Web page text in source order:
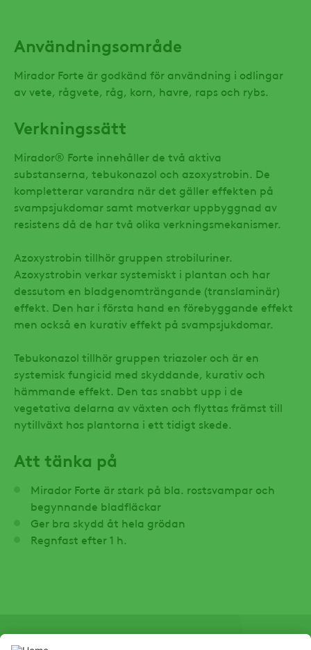
Användningsområde
Mirador Forte är godkänd för användning i odlingar
av vete, rågvete, råg, korn, havre, raps och rybs.
Verkningssätt
Mirador® Forte innehåller de två aktiva
substanserna, tebukonazol och azoxystrobin. De
kompletterar varandra när det gäller effekten på
svampsjukdomar samt motverkar uppbyggnad av
resistens då de har två olika verkningsmekanismer.
Azoxystrobin tillhör gruppen strobiluriner.
Azoxystrobin verkar systemiskt i plantan och har
dessutom en bladgenomträngande (translaminär)
effekt. Den har i första hand en förebyggande effekt
men också en kurativ effekt på svampsjukdomar.
Tebukonazol tillhör gruppen triazoler och är en
systemisk fungicid med skyddande, kurativ och
hämmande effekt. Den tas snabbt upp i de
vegetativa delarna av växten och flyttas främst till
nytillväxt hos plantorna i ett tidigt skede.
Att tänka på
Mirador Forte är stark på bla. rostsvampar och
begynnande bladfläckar
Ger bra skydd åt hela grödan
Regnfast efter 1 h.